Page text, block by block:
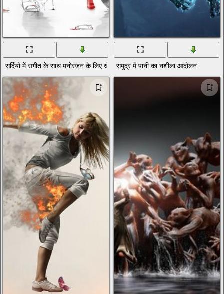
सर्दियों में संगीत के साथ मनोरंजन के लिए खेल आंदोलनसमुद्र में पानी का नशीला आंदोलन